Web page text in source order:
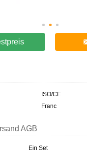
ISO/CE
Franc
AGB
Ein Set